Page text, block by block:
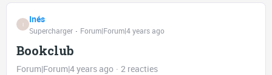
I Inés
Supercharger Forum|Forum|4 years ago
Bookclub
Forum|Forum|4 years ago
2 reacties